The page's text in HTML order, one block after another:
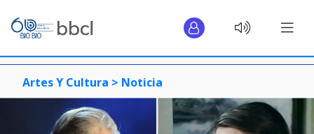
Artes Y Cultura > Noticia